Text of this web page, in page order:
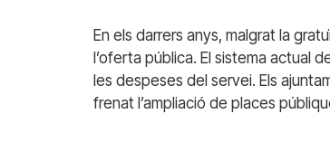
En els darrers anys, malgrat la
l’oferta pública. El sistema actual
les despeses del servei. Els
frenat l’ampliació de places